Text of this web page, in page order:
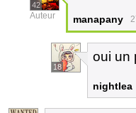
42
Auteur manapany
18
oui un
nightlea